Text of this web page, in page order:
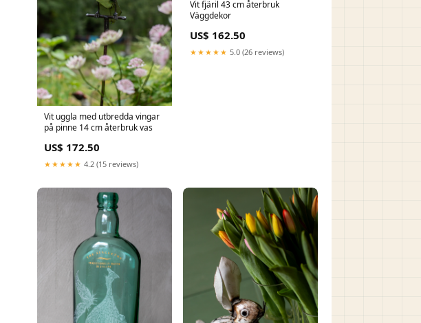
Vit uggla med utbredda vingar
på pinne 14 cm återbruk vas
US$ 172.50
★★★★★ 4.2 (15 reviews)
Vit fjäril 43 cm återbruk
Väggdekor
US$ 162.50
★★★★★ 5.0 (26 reviews)